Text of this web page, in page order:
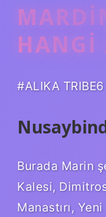
HANGI
#ALIKA
Burada Marin
Kalesi,
Manastırı,